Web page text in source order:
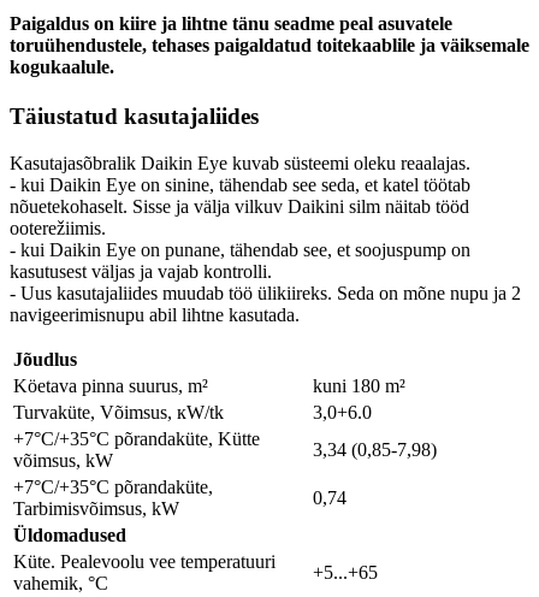
Paigaldus on kiire ja lihtne tänu seadme peal asuvatele
toruühendustele, tehases paigaldatud toitekaablile ja väiksemale
kogukaalule.
Täiustatud kasutajaliides
Kasutajasõbralik Daikin Eye kuvab süsteemi oleku reaalajas.
- kui Daikin Eye on sinine, tähendab see seda, et katel töötab
nõuetekohaselt. Sisse ja välja vilkuv Daikini silm näitab tööd
ooterežiimis.
- kui Daikin Eye on punane, tähendab see, et soojuspump on
kasutusest väljas ja vajab kontrolli.
- Uus kasutajaliides muudab töö ülikiireks. Seda on mõne nupu ja 2
navigeerimisnupu abil lihtne kasutada.
Jõudlus
Köetava pinna suurus, m²
kuni 180 m²
Turvaküte, Võimsus, кW/tk
3,0+6.0
+7°C/+35°C põrandaküte, Kütte
võimsus, kW
3,34 (0,85-7,98)
+7°C/+35°C põrandaküte,
Tarbimisvõimsus, kW
0,74
Üldomadused
Küte. Pealevoolu vee temperatuuri
vahemik, °C
+5...+65